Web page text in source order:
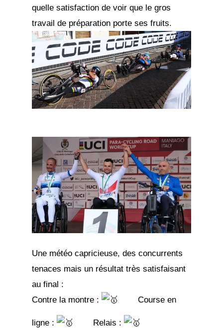
quelle satisfaction de voir que le gros
travail de préparation porte ses fruits.
Une météo capricieuse, des concurrents
tenaces mais un résultat très satisfaisant
au final :
Contre la montre :
Course en
ligne : Relais :